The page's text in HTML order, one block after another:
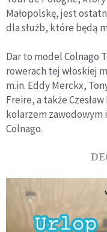
Małopolskę, jest
dla służb, które będą
Dar to model Colnago
rowerach tej włoskiej
m.in. Eddy Merckx,
Freire, a także
kolarzem zawodowym
Colnago.